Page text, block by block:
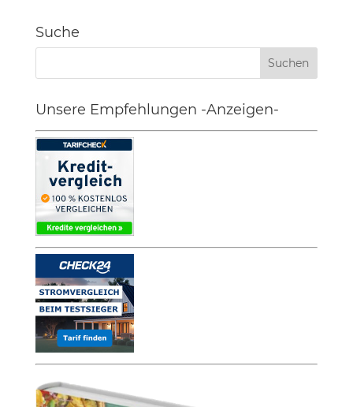
Suche
Unsere Empfehlungen -Anzeigen-